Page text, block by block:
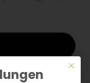
und
Kräuter sind
Mit